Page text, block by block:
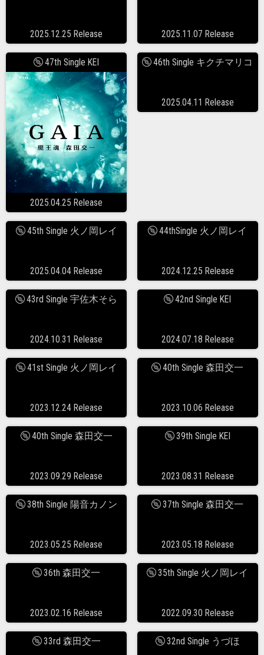
2025.12.25 Release 2025.11.07 Release
47th Single KEI
2025.04.25 Release
46th Single キクチマリコ
2025.04.11 Release
45th Single 火ノ岡レイ
2025.04.04 Release
44thSingle 火ノ岡レイ
2024.12.25 Release
43rd Single 宇佐木そら
2024.10.31 Release
42nd Single KEI
2024.07.18 Release
41st Single 火ノ岡レイ
2023.12.24 Release
40th Single 森田交一
2023.10.06 Release
40th Single 森田交一
2023.09.29 Release
39th Single KEI
2023.08.31 Release
38th Single 陽音カノン
2023.05.25 Release
37th Single 森田交一
2023.05.18 Release
36th 森田交一
2023.02.16 Release
35th Single 火ノ岡レイ
2022.09.30 Release
33rd 森田交一 32nd Single うづほ